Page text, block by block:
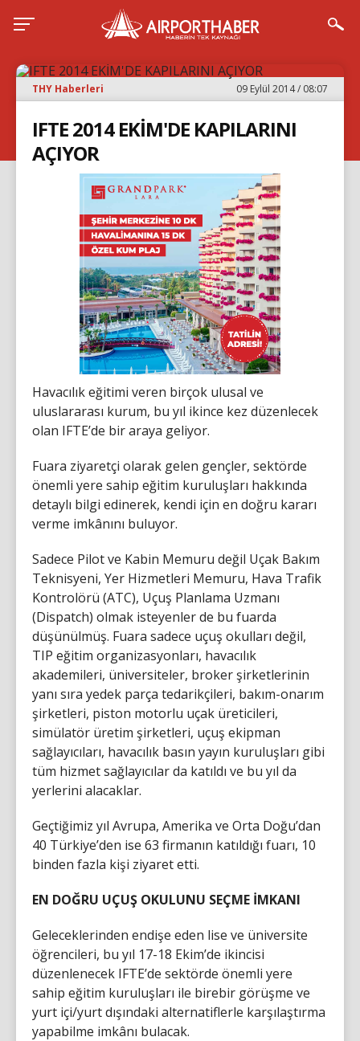
THY Haberleri 09 Eylül 2014 / 08:07
IFTE 2014 EKİM'DE KAPILARINI
AÇIYOR
Havacılık eğitimi veren birçok ulusal ve
uluslararası kurum, bu yıl ikince kez düzenlecek
olan IFTE’de bir araya geliyor.
Fuara ziyaretçi olarak gelen gençler, sektörde
önemli yere sahip eğitim kuruluşları hakkında
detaylı bilgi edinerek, kendi için en doğru kararı
verme imkânını buluyor.
Sadece Pilot ve Kabin Memuru değil Uçak Bakım
Teknisyeni, Yer Hizmetleri Memuru, Hava Trafik
Kontrolörü (ATC), Uçuş Planlama Uzmanı
(Dispatch) olmak isteyenler de bu fuarda
düşünülmüş. Fuara sadece uçuş okulları değil,
TIP eğitim organizasyonları, havacılık
akademileri, üniversiteler, broker şirketlerinin
yanı sıra yedek parça tedarikçileri, bakım-onarım
şirketleri, piston motorlu uçak üreticileri,
simülatör üretim şirketleri, uçuş ekipman
sağlayıcıları, havacılık basın yayın kuruluşları gibi
tüm hizmet sağlayıcılar da katıldı ve bu yıl da
yerlerini alacaklar.
Geçtiğimiz yıl Avrupa, Amerika ve Orta Doğu’dan
40 Türkiye’den ise 63 firmanın katıldığı fuarı, 10
binden fazla kişi ziyaret etti.
EN DOĞRU UÇUŞ OKULUNU SEÇME İMKANI
Geleceklerinden endişe eden lise ve üniversite
öğrencileri, bu yıl 17-18 Ekim’de ikincisi
düzenlenecek IFTE’de sektörde önemli yere
sahip eğitim kuruluşları ile birebir görüşme ve
yurt içi/yurt dışındaki alternatiflerle karşılaştırma
yapabilme imkânı bulacak.